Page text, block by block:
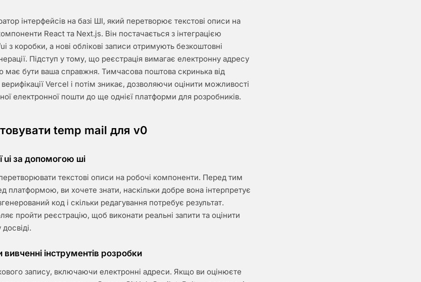
інтерфейсів на базі ШІ, який перетворює текстові описи на
React та Next.js. Він постачається з інтеграцією
з коробки, а нові облікові записи отримують безкоштовні
Підступ у тому, що реєстрація вимагає електронну адресу
має бути ваша справжня. Тимчасова поштова скринька від
Vercel і потім зникає, дозволяючи оцінити можливості
електронної пошти до ще однієї платформи для розробників.
temp mail для v0
ui за допомогою шi
текстові описи на робочі компоненти. Перед тим
платформою, ви хочете знати, наскільки добре вона інтерпретує
код і скільки редагування потребує результат.
пройти реєстрацію, щоб виконати реальні запити та оцінити
вивченні інструментів розробки
запису, включаючи електронні адреси. Якщо ви оцінюєте